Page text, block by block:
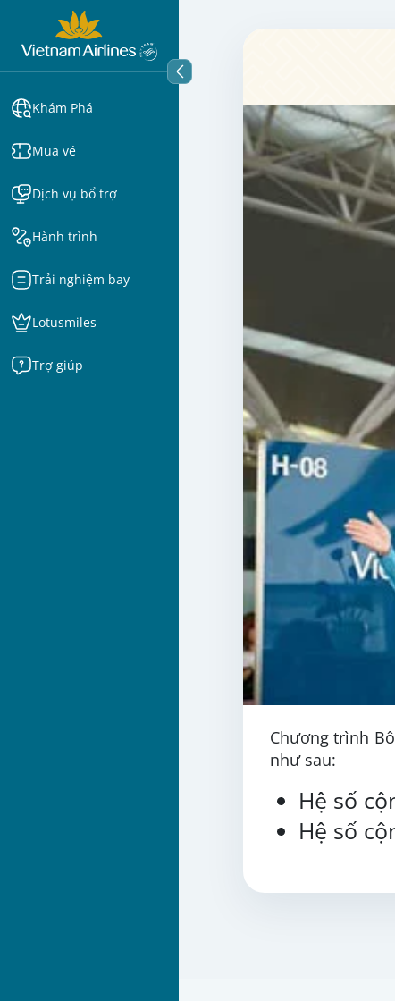
Khám Phá
Mua vé
Dịch vụ bổ trợ
Hành trình
Trải nghiệm bay
Lotusmiles
Trợ giúp
Chương trình
như sau:
Hệ số
Hệ số